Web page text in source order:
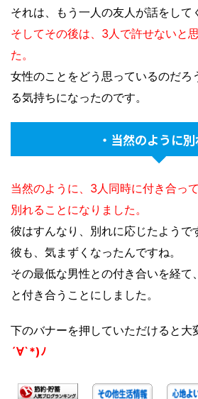
それは、もう一人の友人が話をして
そしてその後は、3人で許せないと
た。
女性のことをどう思っているのだろ
る気持ちになったのです。
・当然のように
当然のように、3人同時に付き合っ
別れることになりました。
彼はすんなり、別れに応じたようで
彼も、気まずくなったんですね。
その最低な男性との付き合いを経て
と付き合うことにしました。
下のバナーを押していただけると大
´∀`*)ﾉ